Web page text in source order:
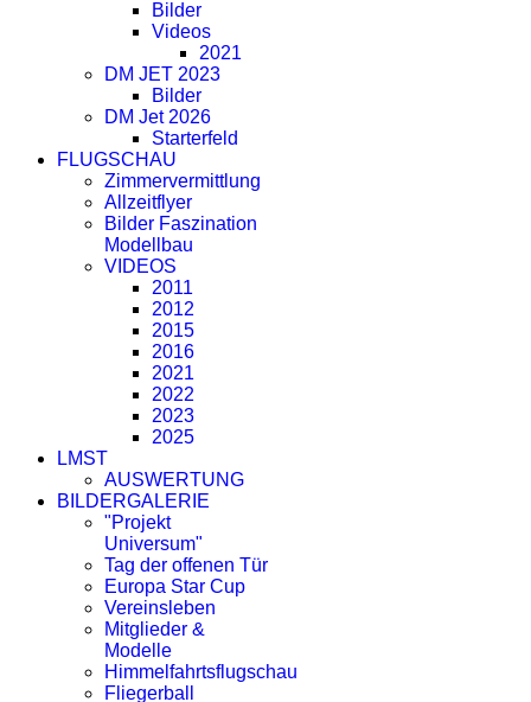
Bilder
Videos
2021
DM JET 2023
Bilder
DM Jet 2026
Starterfeld
FLUGSCHAU
Zimmervermittlung
Allzeitflyer
Bilder Faszination
Modellbau
VIDEOS
2011
2012
2015
2016
2021
2022
2023
2025
LMST
AUSWERTUNG
BILDERGALERIE
"Projekt
Universum"
Tag der offenen Tür
Europa Star Cup
Vereinsleben
Mitglieder &
Modelle
Himmelfahrtsflugschau
Fliegerball